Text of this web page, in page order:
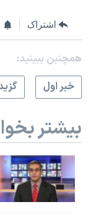
اشتراک
همچنبن ببینید:
خبر اول
بیشتر